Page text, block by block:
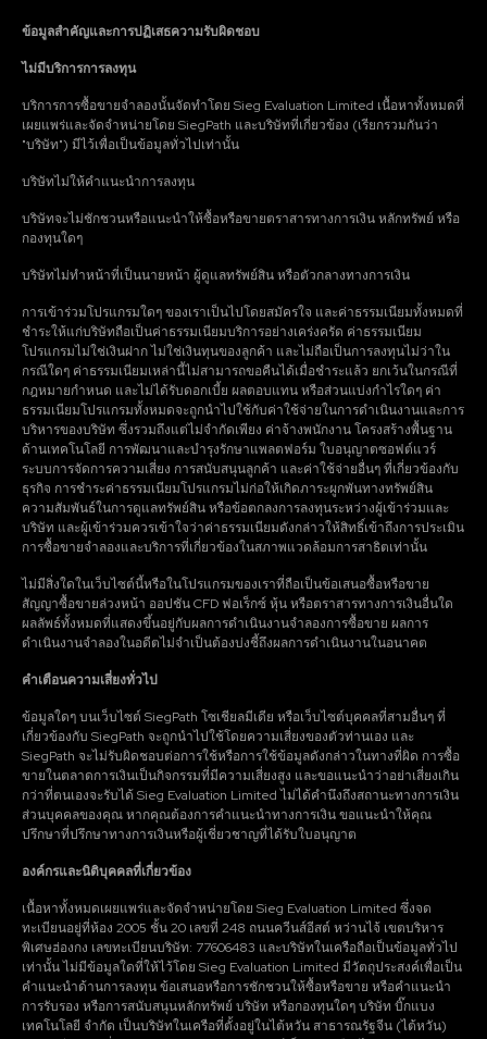
ข้อมูลสำคัญและการปฏิเสธความรับผิดชอบ
ไม่มีบริการการลงทุน
บริการการซื้อขายจำลองนั้นจัดทำโดย Sieg Evaluation Limited เนื้อหาทั้งหมดที่
เผยแพร่และจัดจำหน่ายโดย SiegPath และบริษัทที่เกี่ยวข้อง (เรียกรวมกันว่า
"บริษัท") มีไว้เพื่อเป็นข้อมูลทั่วไปเท่านั้น
บริษัทไม่ให้คำแนะนำการลงทุน
บริษัทจะไม่ชักชวนหรือแนะนำให้ซื้อหรือขายตราสารทางการเงิน หลักทรัพย์ หรือ
กองทุนใดๆ
บริษัทไม่ทำหน้าที่เป็นนายหน้า ผู้ดูแลทรัพย์สิน หรือตัวกลางทางการเงิน
การเข้าร่วมโปรแกรมใดๆ ของเราเป็นไปโดยสมัครใจ และค่าธรรมเนียมทั้งหมดที่
ชำระให้แก่บริษัทถือเป็นค่าธรรมเนียมบริการอย่างเคร่งครัด ค่าธรรมเนียม
โปรแกรมไม่ใช่เงินฝาก ไม่ใช่เงินทุนของลูกค้า และไม่ถือเป็นการลงทุนไม่ว่าใน
กรณีใดๆ ค่าธรรมเนียมเหล่านี้ไม่สามารถขอคืนได้เมื่อชำระแล้ว ยกเว้นในกรณีที่
กฎหมายกำหนด และไม่ได้รับดอกเบี้ย ผลตอบแทน หรือส่วนแบ่งกำไรใดๆ ค่า
ธรรมเนียมโปรแกรมทั้งหมดจะถูกนำไปใช้กับค่าใช้จ่ายในการดำเนินงานและการ
บริหารของบริษัท ซึ่งรวมถึงแต่ไม่จำกัดเพียง ค่าจ้างพนักงาน โครงสร้างพื้นฐาน
ด้านเทคโนโลยี การพัฒนาและบำรุงรักษาแพลตฟอร์ม ใบอนุญาตซอฟต์แวร์
ระบบการจัดการความเสี่ยง การสนับสนุนลูกค้า และค่าใช้จ่ายอื่นๆ ที่เกี่ยวข้องกับ
ธุรกิจ การชำระค่าธรรมเนียมโปรแกรมไม่ก่อให้เกิดภาระผูกพันทางทรัพย์สิน
ความสัมพันธ์ในการดูแลทรัพย์สิน หรือข้อตกลงการลงทุนระหว่างผู้เข้าร่วมและ
บริษัท และผู้เข้าร่วมควรเข้าใจว่าค่าธรรมเนียมดังกล่าวให้สิทธิ์เข้าถึงการประเมิน
การซื้อขายจำลองและบริการที่เกี่ยวข้องในสภาพแวดล้อมการสาธิตเท่านั้น
ไม่มีสิ่งใดในเว็บไซต์นี้หรือในโปรแกรมของเราที่ถือเป็นข้อเสนอซื้อหรือขาย
สัญญาซื้อขายล่วงหน้า ออปชัน CFD ฟอเร็กซ์ หุ้น หรือตราสารทางการเงินอื่นใด
ผลลัพธ์ทั้งหมดที่แสดงขึ้นอยู่กับผลการดำเนินงานจำลองการซื้อขาย ผลการ
ดำเนินงานจำลองในอดีตไม่จำเป็นต้องบ่งชี้ถึงผลการดำเนินงานในอนาคต
คำเตือนความเสี่ยงทั่วไป
ข้อมูลใดๆ บนเว็บไซต์ SiegPath โซเชียลมีเดีย หรือเว็บไซต์บุคคลที่สามอื่นๆ ที่
เกี่ยวข้องกับ SiegPath จะถูกนำไปใช้โดยความเสี่ยงของตัวท่านเอง และ
SiegPath จะไม่รับผิดชอบต่อการใช้หรือการใช้ข้อมูลดังกล่าวในทางที่ผิด การซื้อ
ขายในตลาดการเงินเป็นกิจกรรมที่มีความเสี่ยงสูง และขอแนะนำว่าอย่าเสี่ยงเกิน
กว่าที่ตนเองจะรับได้ Sieg Evaluation Limited ไม่ได้คำนึงถึงสถานะทางการเงิน
ส่วนบุคคลของคุณ หากคุณต้องการคำแนะนำทางการเงิน ขอแนะนำให้คุณ
ปรึกษาที่ปรึกษาทางการเงินหรือผู้เชี่ยวชาญที่ได้รับใบอนุญาต
องค์กรและนิติบุคคลที่เกี่ยวข้อง
เนื้อหาทั้งหมดเผยแพร่และจัดจำหน่ายโดย Sieg Evaluation Limited ซึ่งจด
ทะเบียนอยู่ที่ห้อง 2005 ชั้น 20 เลขที่ 248 ถนนควีนส์อีสต์ หว่านไจ้ เขตบริหาร
พิเศษฮ่องกง เลขทะเบียนบริษัท: 77606483 และบริษัทในเครือถือเป็นข้อมูลทั่วไป
เท่านั้น ไม่มีข้อมูลใดที่ให้ไว้โดย Sieg Evaluation Limited มีวัตถุประสงค์เพื่อเป็น
คำแนะนำด้านการลงทุน ข้อเสนอหรือการชักชวนให้ซื้อหรือขาย หรือคำแนะนำ
การรับรอง หรือการสนับสนุนหลักทรัพย์ บริษัท หรือกองทุนใดๆ บริษัท บิ๊กแบง
เทคโนโลยี จำกัด เป็นบริษัทในเครือที่ตั้งอยู่ในไต้หวัน สาธารณรัฐจีน (ไต้หวัน)